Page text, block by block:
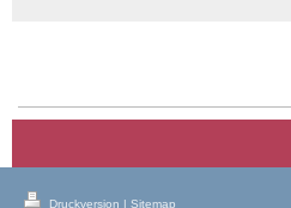
Druckversion | Sitemap